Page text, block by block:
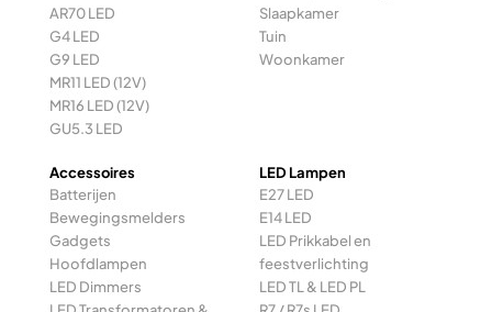
AR70 LED
G4 LED
G9 LED
MR11 LED (12V)
MR16 LED (12V)
GU5.3 LED
Slaapkamer
Tuin
Woonkamer
Accessoires
Batterijen
Bewegingsmelders
Gadgets
Hoofdlampen
LED Dimmers
LED Lampen
E27 LED
E14 LED
LED Prikkabel en
feestverlichting
LED TL & LED PL